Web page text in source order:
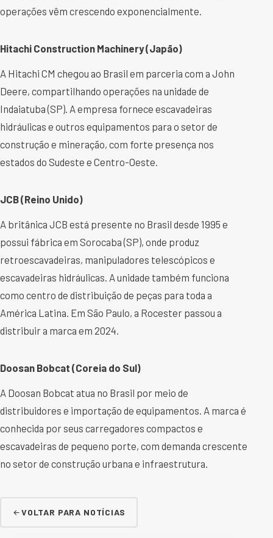
operações vêm crescendo exponencialmente.
Hitachi Construction Machinery (Japão)
A Hitachi CM chegou ao Brasil em parceria com a John
Deere, compartilhando operações na unidade de
Indaiatuba (SP). A empresa fornece escavadeiras
hidráulicas e outros equipamentos para o setor de
construção e mineração, com forte presença nos
estados do Sudeste e Centro-Oeste.
JCB (Reino Unido)
A britânica JCB está presente no Brasil desde 1995 e
possui fábrica em Sorocaba (SP), onde produz
retroescavadeiras, manipuladores telescópicos e
escavadeiras hidráulicas. A unidade também funciona
como centro de distribuição de peças para toda a
América Latina. Em São Paulo, a Rocester passou a
distribuir a marca em 2024.
Doosan Bobcat (Coreia do Sul)
A Doosan Bobcat atua no Brasil por meio de
distribuidores e importação de equipamentos. A marca é
conhecida por seus carregadores compactos e
escavadeiras de pequeno porte, com demanda crescente
no setor de construção urbana e infraestrutura.
VOLTAR PARA NOTÍCIAS